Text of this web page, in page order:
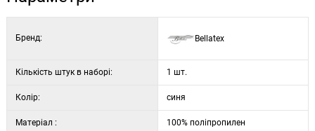
Бренд: Bellatex
Кількість штук в наборі: 1 шт.
Колір: синя
Матеріал : 100% поліпропилен